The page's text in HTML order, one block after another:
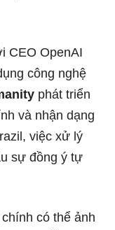
CEO OpenAI
công nghệ
phát triển
và nhận dạng
việc xử lý
sự đồng ý tự
có thể ảnh